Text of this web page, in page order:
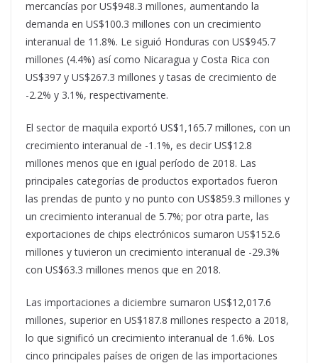
mercancías por US$948.3 millones, aumentando la
demanda en US$100.3 millones con un crecimiento
interanual de 11.8%. Le siguió Honduras con US$945.7
millones (4.4%) así como Nicaragua y Costa Rica con
US$397 y US$267.3 millones y tasas de crecimiento de
-2.2% y 3.1%, respectivamente.
El sector de maquila exportó US$1,165.7 millones, con un
crecimiento interanual de -1.1%, es decir US$12.8
millones menos que en igual período de 2018. Las
principales categorías de productos exportados fueron
las prendas de punto y no punto con US$859.3 millones y
un crecimiento interanual de 5.7%; por otra parte, las
exportaciones de chips electrónicos sumaron US$152.6
millones y tuvieron un crecimiento interanual de -29.3%
con US$63.3 millones menos que en 2018.
Las importaciones a diciembre sumaron US$12,017.6
millones, superior en US$187.8 millones respecto a 2018,
lo que significó un crecimiento interanual de 1.6%. Los
cinco principales países de origen de las importaciones